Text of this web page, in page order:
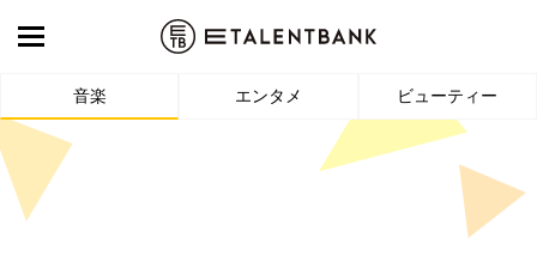
音楽 エンタメ ビューティー